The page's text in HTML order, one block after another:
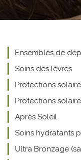
Ensembles de
Soins des lèvres
Protections
Protections
Après Soleil
Soins hydratants
Ultra Bronzage